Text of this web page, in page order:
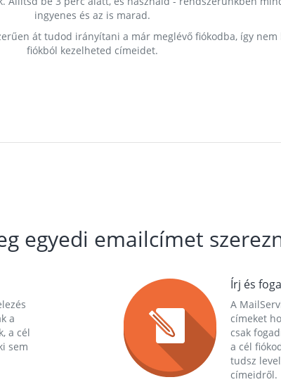
ingyenes és az is marad.
át tudod irányítani a már meglévő fiókodba, így
fiókból kezelheted címeidet.
egyedi emailcímet
a
a cél
sem
Írj és
A
címeket
csak
a cél
tudsz
címeidről.